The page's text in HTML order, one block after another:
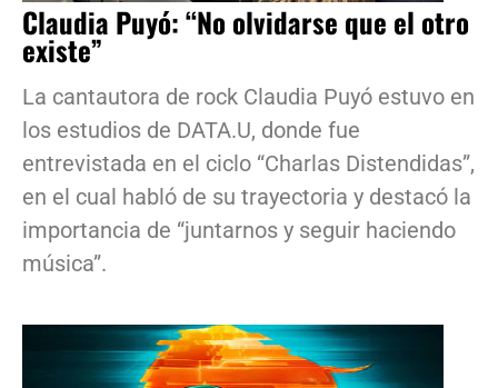
Claudia Puyó: “No olvidarse que el otro
existe”
La cantautora de rock Claudia Puyó estuvo en
los estudios de DATA.U, donde fue
entrevistada en el ciclo “Charlas Distendidas”,
en el cual habló de su trayectoria y destacó la
importancia de “juntarnos y seguir haciendo
música”.